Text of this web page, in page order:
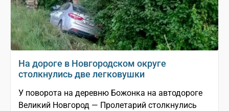
На дороге в Новгородском округе
столкнулись две легковушки
У поворота на деревню Божонка на автодороге
Великий Новгород — Пролетарий столкнулись